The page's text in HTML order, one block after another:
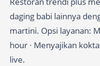
daging babi lainnya
martini. Opsi layanan:
hour · Menyajikan
live.